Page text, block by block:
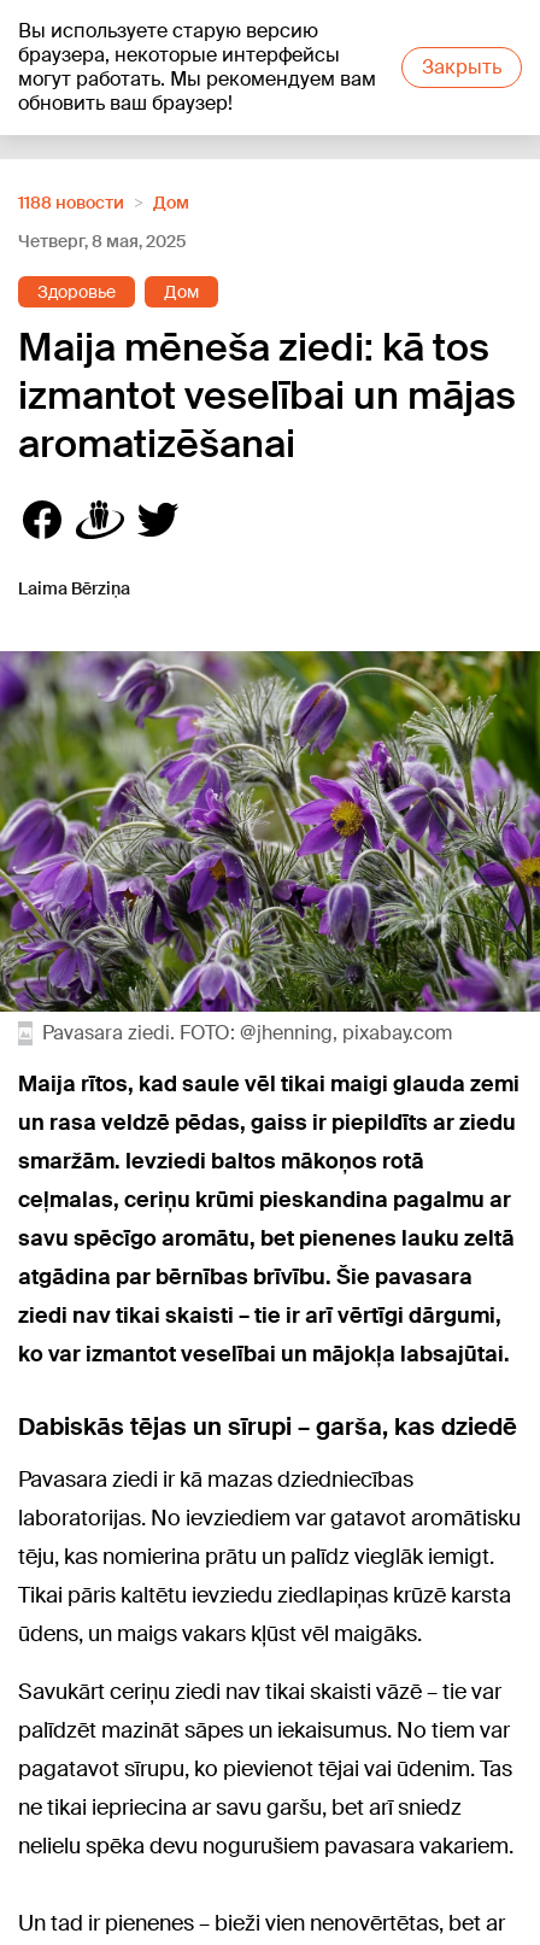
Вы используете старую версию
браузера, некоторые интерфейсы
могут работать. Мы рекомендуем вам
обновить ваш браузер!
Закрыть
+19°C
1188 новости
Дом
Четверг, 8 мая, 2025
Здоровье Дом
Maija mēneša ziedi: kā tos
izmantot veselībai un mājas
aromatizēšanai
Laima Bērziņa
Pavasara ziedi. FOTO: @jhenning, pixabay.com
Maija rītos, kad saule vēl tikai maigi glauda zemi
un rasa veldzē pēdas, gaiss ir piepildīts ar ziedu
smaržām. Ievziedi baltos mākoņos rotā
ceļmalas, ceriņu krūmi pieskandina pagalmu ar
savu spēcīgo aromātu, bet pienenes lauku zeltā
atgādina par bērnības brīvību. Šie pavasara
ziedi nav tikai skaisti – tie ir arī vērtīgi dārgumi,
ko var izmantot veselībai un mājokļa labsajūtai.
Dabiskās tējas un sīrupi – garša, kas dziedē
Pavasara ziedi ir kā mazas dziedniecības
laboratorijas. No ievziediem var gatavot aromātisku
tēju, kas nomierina prātu un palīdz vieglāk iemigt.
Tikai pāris kaltētu ievziedu ziedlapiņas krūzē karsta
ūdens, un maigs vakars kļūst vēl maigāks.
Savukārt ceriņu ziedi nav tikai skaisti vāzē – tie var
palīdzēt mazināt sāpes un iekaisumus. No tiem var
pagatavot sīrupu, ko pievienot tējai vai ūdenim. Tas
ne tikai iepriecina ar savu garšu, bet arī sniedz
nelielu spēka devu nogurušiem pavasara vakariem.
Un tad ir pienenes – bieži vien nenovērtētas, bet ar